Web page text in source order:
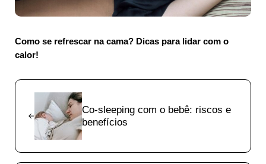
Como se refrescar na cama? Dicas para lidar com o
calor!
Previous Post:
Co-sleeping com o bebê: riscos e
benefícios